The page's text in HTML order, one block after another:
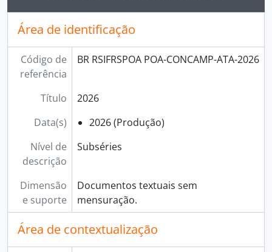
Área de identificação
Código de
referência
BR RSIFRSPOA POA-CONCAMP-ATA-2026
Título
2026
Data(s)
2026 (Produção)
Nível de
descrição
Subséries
Dimensão
e suporte
Documentos textuais sem
mensuração.
Área de contextualização